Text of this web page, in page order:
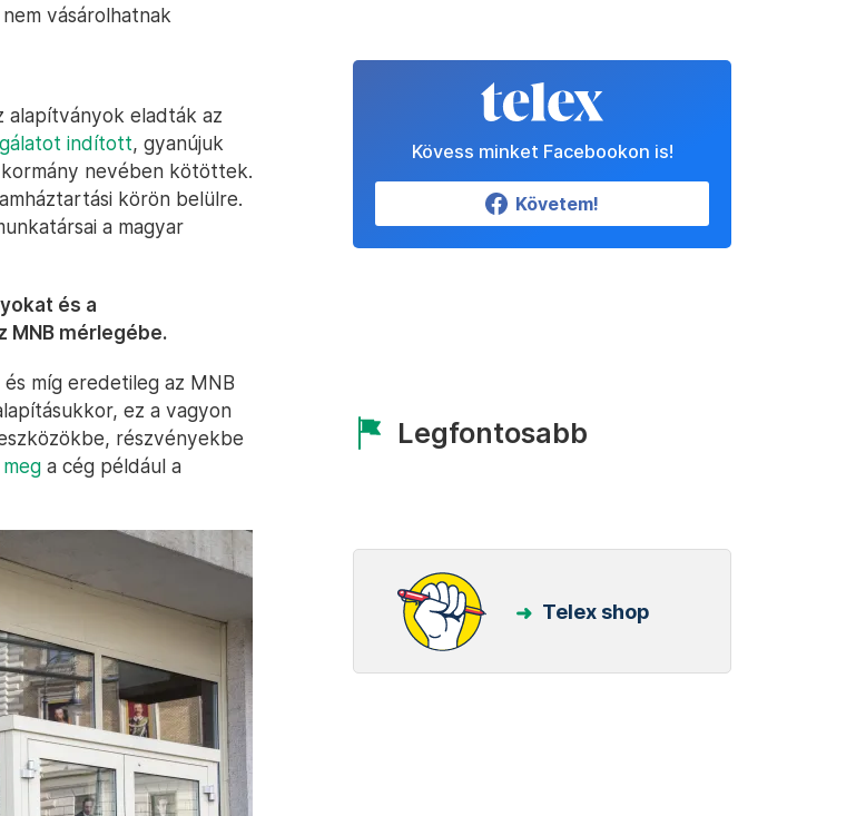
vásárolhatnak
alapítványok eladták az
indított, gyanújuk
nevében kötöttek.
körön belülre.
a magyar
és a
MNB mérlegébe.
míg eredetileg az MNB
ez a vagyon
részvényekbe
a cég például a
Kövess minket Facebookon is!
Követem!
Legfontosabb
Telex shop